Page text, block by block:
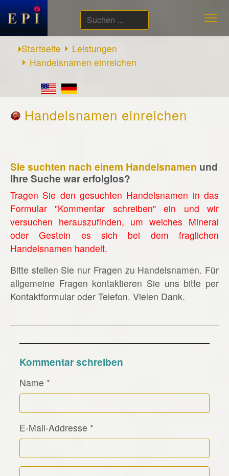
Suchen
...
Startseite
Leistungen
Handelsnamen einreichen
Handelsnamen einreichen
Sie suchten nach einem Handelsnamen und
Ihre Suche war erfolglos?
Tragen Sie den gesuchten Handelsnamen in das
Formular "Kommentar schreiben" ein und wir
versuchen herauszufinden, um welches Mineral
oder Gestein es sich bei dem fraglichen
Handelsnamen handelt.
Bitte stellen Sie nur Fragen zu Handelsnamen. Für
allgemeine Fragen kontaktieren Sie uns bitte per
Kontaktformular oder Telefon. Vielen Dank.
Kommentar schreiben
Name *
E-Mail-Addresse *
Kommentar Text